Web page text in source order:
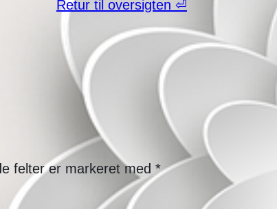
Retur til oversigten ⏎
felter er markeret med *